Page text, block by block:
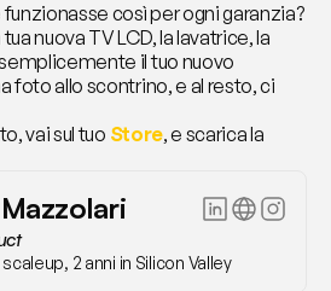
funzionasse così per ogni garanzia?
nuova TV LCD, la lavatrice, la
il tuo nuovo
foto allo scontrino, e al resto, ci
vai sul tuo Store, e scarica la
2 anni in Silicon Valley